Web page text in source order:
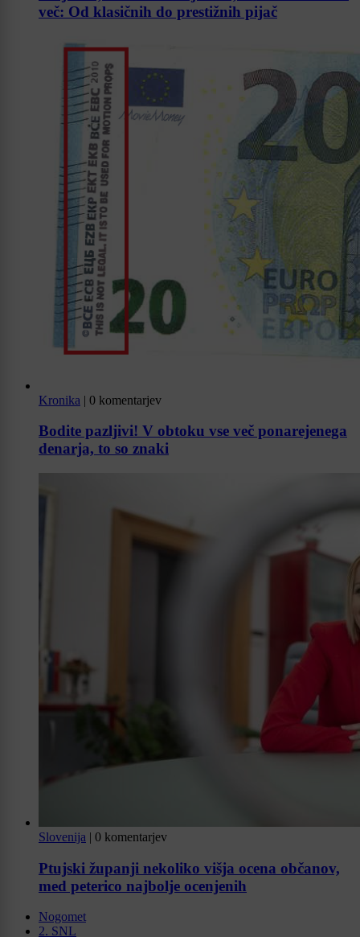
več: Od klasičnih do prestižnih pijač
Kronika | 0 komentarjev
Bodite pazljivi! V obtoku vse več ponarejenega
denarja, to so znaki
Slovenija | 0 komentarjev
Ptujski županji nekoliko višja ocena občanov,
med peterico najbolje ocenjenih
Nogomet
2. SNL